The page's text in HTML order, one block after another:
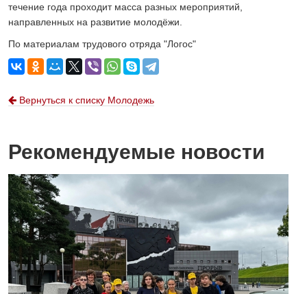
течение года проходит масса разных мероприятий,
направленных на развитие молодёжи.
По материалам трудового отряда "Логос"
Вернуться к списку Молодежь
Рекомендуемые новости